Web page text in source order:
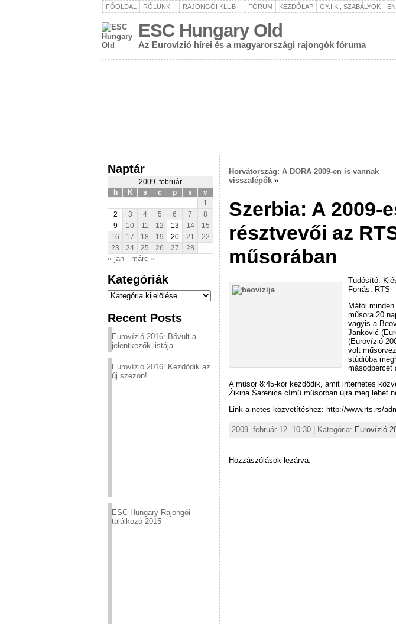
FŐOLDAL RÓLUNK RAJONGÓI KLUB FÓRUM KEZDŐLAP GY.I.K., SZABÁLYOK
ESC Hungary Old
Az Eurovízió hírei és a magyarországi rajongók fóruma
Naptár
2009. február
h
K s c p s
v
1
2
3 4 5 6 7
8
9
10 11 12 13 14
15
16
17 18 19 20 21
22
23
24 25 26 27 28
« jan márc »
Kategóriák
Kategóriák
Recent Posts
Eurovízió 2016: Bővült a
jelentkezők listája
Eurovízió 2016: Kezdődik az
új szezon!
ESC Hungary Rajongói
találkozó 2015
Horvátország: A DORA 2009-en is vannak
visszalépők »
Szerbia: A 2009-
résztvevői az
műsorában
Tudósító:
Forrás: RTS
Mától
műsora 20
vagyis a
Janković
(Eurovízió
volt
stúdióba
másodpercet
A műsor 8:45-kor kezdődik, amit internetes
Žikina Šarenica című műsorban újra meg lehet
Link a netes közvetítéshez: http://www.rts.rs/
2009. február 12. 10:30 | Kategória: Eurovízió
Hozzászólások lezárva.